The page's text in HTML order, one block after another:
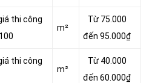
thi công
m²
Từ 75.000
đến 95.000₫
thi công
m²
Từ 40.000
đến 60.000₫